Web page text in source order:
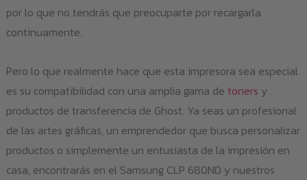
por lo que no tendrás que preocuparte por recargarla
continuamente.
Pero lo que realmente hace que esta impresora sea especial
es su compatibilidad con una amplia gama de toners y
productos de transferencia de Ghost. Ya seas un profesional
de las artes gráficas, un emprendedor que busca personalizar
productos o simplemente un entusiasta de la impresión en
casa, encontrarás en el Samsung CLP 680ND y nuestros